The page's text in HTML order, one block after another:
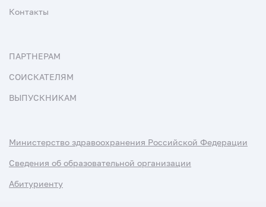
Контакты
ПАРТНЕРАМ
СОИСКАТЕЛЯМ
ВЫПУСКНИКАМ
Министерство здравоохранения Российской Федерации
Сведения об образовательной организации
Абитуриенту